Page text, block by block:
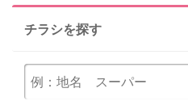
チラシを探す